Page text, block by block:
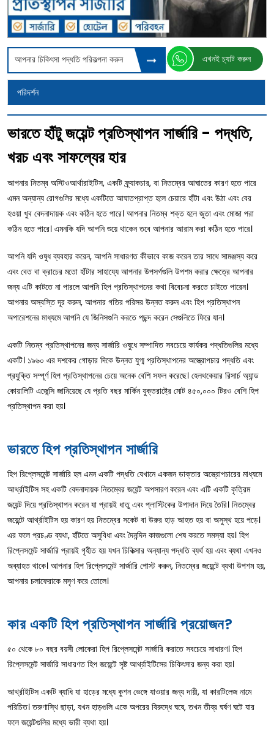
আপনার চিকিৎসা পদ্ধতি পরিকল্পনা করুন এখনই চ্যাট করুন
পরিদর্শন
ভারতে হাঁটু জয়েন্ট প্রতিস্থাপন সার্জারি - পদ্ধতি,
খরচ এবং সাফল্যের হার
আপনার নিতম্ব অস্টিওআর্থারাইটিস, একটি ফ্র্যাকচার, বা নিতম্বের আঘাতের কারণ হতে পারে
এমন অন্যান্য রোগগুলির মধ্যে একটিতে আঘাতপ্রাপ্ত হলে চেয়ারে হাঁটা এবং উঠা এবং বের
হওয়া খুব বেদনাদায়ক এবং কঠিন হতে পারে। আপনার নিতম্ব শক্ত হলে জুতা এবং মোজা পরা
কঠিন হতে পারে। এমনকি যদি আপনি শুয়ে থাকেন তবে আপনার আরাম করা কঠিন হতে পারে।
আপনি যদি ওষুধ ব্যবহার করেন, আপনি সাধারণত কীভাবে কাজ করেন তার সাথে সামঞ্জস্য করে
এবং বেত বা ক্রাচের মতো হাঁটার সাহায্যে আপনার উপসর্গগুলি উপশম করার ক্ষেত্রে আপনার
জন্য এটি কাটতে না পারলে আপনি হিপ প্রতিস্থাপনের কথা বিবেচনা করতে চাইতে পারেন।
আপনার অস্বস্তি দূর করুন, আপনার গতির পরিসর উন্নত করুন এবং হিপ প্রতিস্থাপন
অপারেশনের মাধ্যমে আপনি যে জিনিসগুলি করতে পছন্দ করেন সেগুলিতে ফিরে যান।
একটি নিতম্ব প্রতিস্থাপনের জন্য সার্জারি ওষুধে সম্পাদিত সবচেয়ে কার্যকর পদ্ধতিগুলির মধ্যে
একটি। ১৯৬০ এর দশকের গোড়ার দিকে উন্নত যুগ্ম প্রতিস্থাপনের অস্ত্রোপচার পদ্ধতি এবং
প্রযুক্তি সম্পূর্ণ হিপ প্রতিস্থাপনের চেয়ে অনেক বেশি সফল করেছে। হেলথকেয়ার রিসার্চ অ্যান্ড
কোয়ালিটি এজেন্সি জানিয়েছে যে প্রতি বছর মার্কিন যুক্তরাষ্ট্রে মোট ৪৫০,০০০ টিরও বেশি হিপ
প্রতিস্থাপন করা হয়।
ভারতে হিপ প্রতিস্থাপন সার্জারি
হিপ রিপ্লেসমেন্ট সার্জারি হল এমন একটি পদ্ধতি যেখানে একজন ডাক্তার অস্ত্রোপচারের মাধ্যমে
আর্থ্রাইটিস সহ একটি বেদনাদায়ক নিতম্বের জয়েন্ট অপসারণ করেন এবং এটি একটি কৃত্রিম
জয়েন্ট দিয়ে প্রতিস্থাপন করেন যা প্রায়ই ধাতু এবং প্লাস্টিকের উপাদান দিয়ে তৈরি। নিতম্বের
জয়েন্টে আর্থ্রাইটিস হয় কারণ হয় নিতম্বের সকেট বা উরুর হাড় আহত হয় বা অসুস্থ হয়ে পড়ে।
এর ফলে প্রচণ্ড ব্যথা, হাঁটতে অসুবিধা এবং দৈনন্দিন কাজগুলো শেষ করতে সমস্যা হয়। হিপ
রিপ্লেসমেন্ট সার্জারি প্রায়ই গৃহীত হয় যখন চিকিত্সার অন্যান্য পদ্ধতি ব্যর্থ হয় এবং ব্যথা এখনও
অব্যাহত থাকে। আপনার হিপ রিপ্লেসমেন্ট সার্জারি পোস্ট করুন, নিতম্বের জয়েন্টে ব্যথা উপশম হয়,
আপনার চলাফেরাকে মসৃণ করে তোলে।
কার একটি হিপ প্রতিস্থাপন সার্জারি প্রয়োজন?
৫০ থেকে ৮০ বছর বয়সী লোকেরা হিপ রিপ্লেসমেন্ট সার্জারি করাতে সবচেয়ে সাধারণ। হিপ
রিপ্লেসমেন্ট সার্জারি সাধারণত হিপ জয়েন্টে সৃষ্ট আর্থ্রাইটিসের চিকিৎসার জন্য করা হয়।
আর্থ্রাইটিস একটি ব্যাধি যা হাড়ের মধ্যে কুশন ভেঙ্গে যাওয়ার জন্য দায়ী, যা কারটিলেজ নামে
পরিচিত। তরুণাস্থি ছাড়া, যখন হাড়গুলি একে অপরের বিরুদ্ধে ঘষে, তখন তীব্র ঘর্ষণ ঘটে যার
ফলে জয়েন্টগুলির মধ্যে ভারী ব্যথা হয়।